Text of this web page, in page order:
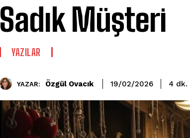
Sadık Müşteri
YAZILAR
YAZAR: Özgül Ovacık 19/02/2026 4 dk.